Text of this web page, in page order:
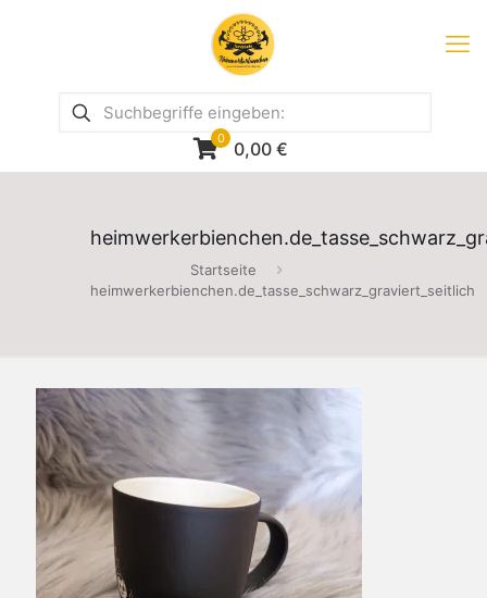
0 0,00 €
Startseite
heimwerkerbienchen.de_tasse_schwarz_graviert_seitlich